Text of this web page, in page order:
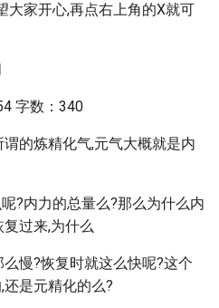
大家开心,再点右上角的X就可
字数：340
的炼精化气,元气大概就是内
?内力的总量么?那么为什么内
过来,为什么
慢?恢复时就这么快呢?这个
是元精化的么?